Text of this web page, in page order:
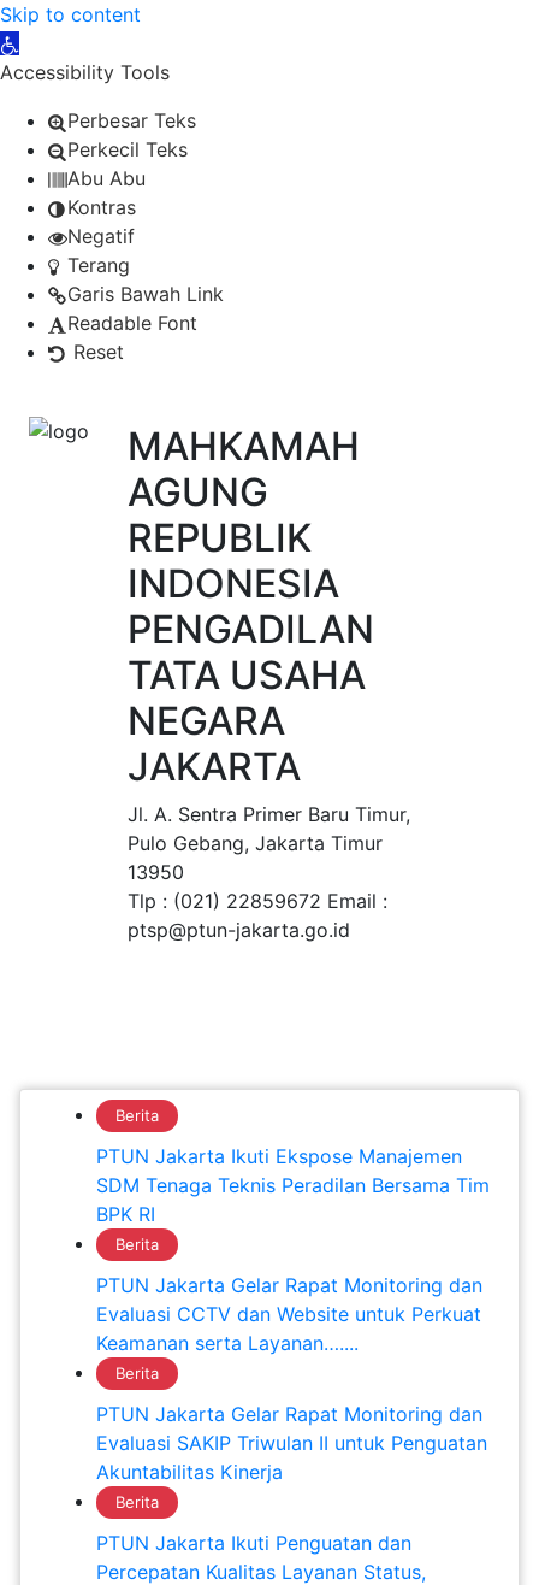
Skip to content
Open toolbar
Accessibility Tools
Perbesar Teks
Perkecil Teks
Abu Abu
Kontras
Negatif
Terang
Garis Bawah Link
Readable Font
Reset
MAHKAMAH
AGUNG
REPUBLIK
INDONESIA
PENGADILAN
TATA USAHA
NEGARA
JAKARTA
Jl. A. Sentra Primer Baru Timur,
Pulo Gebang, Jakarta Timur
13950
Tlp : (021) 22859672 Email :
ptsp@ptun-jakarta.go.id
Berita
PTUN Jakarta Ikuti Ekspose Manajemen
SDM Tenaga Teknis Peradilan Bersama Tim
BPK RI
Berita
PTUN Jakarta Gelar Rapat Monitoring dan
Evaluasi CCTV dan Website untuk Perkuat
Keamanan serta Layanan…....
Berita
PTUN Jakarta Gelar Rapat Monitoring dan
Evaluasi SAKIP Triwulan II untuk Penguatan
Akuntabilitas Kinerja
Berita
PTUN Jakarta Ikuti Penguatan dan
Percepatan Kualitas Layanan Status,